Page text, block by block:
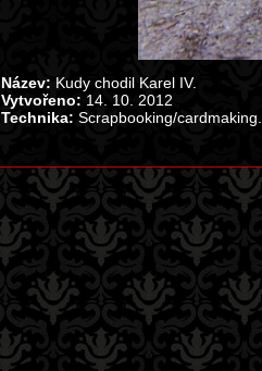
Název: Kudy chodil Karel IV.
Vytvořeno: 14. 10. 2012
Technika: Scrapbooking/cardmaking.